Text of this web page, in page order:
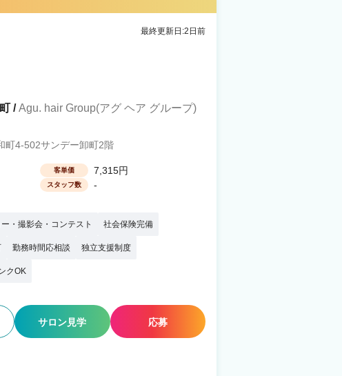
最終更新日:2日前
/Agu. hair Group(アグ ヘア グループ)
町4-502サンデー卸町2階
客単価 7,315円
スタッフ数 -
・撮影会・コンテスト 社会保険完備
勤務時間応相談 独立支援制度
クOK
サロン見学 応募